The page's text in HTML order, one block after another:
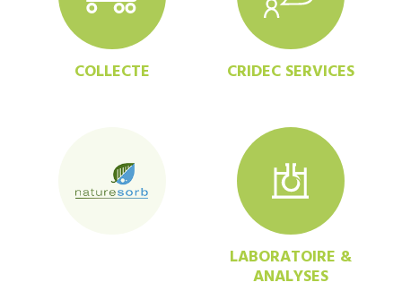
COLLECTE CRIDEC SERVICES
LABORATOIRE &
ANALYSES